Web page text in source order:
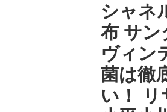
シャネ
布 サン
ヴィン
菌は徹
い！